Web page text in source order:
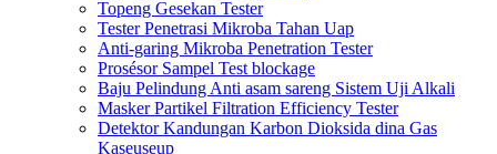
Topeng Gesekan Tester
Tester Penetrasi Mikroba Tahan Uap
Anti-garing Mikroba Penetration Tester
Prosésor Sampel Test blockage
Baju Pelindung Anti asam sareng Sistem Uji Alkali
Masker Partikel Filtration Efficiency Tester
Detektor Kandungan Karbon Dioksida dina Gas
Kaseuseup